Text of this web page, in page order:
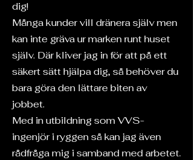
dig!
Många kunder vill dränera själv men
kan inte gräva ur marken runt huset
själv. Där kliver jag in för att på ett
säkert sätt hjälpa dig, så behöver du
bara göra den lättare biten av
jobbet.
Med in utbildning som VVS-
ingenjör i ryggen så kan jag även
rådfråga mig i samband med arbetet.